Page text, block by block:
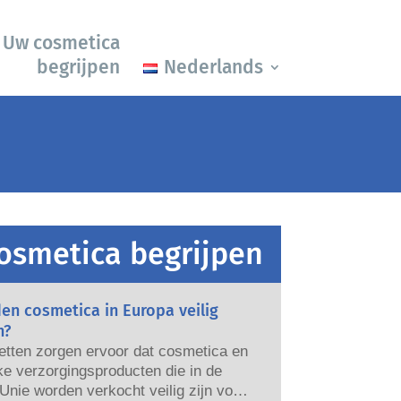
Uw cosmetica
begrijpen
Nederlands
begrijpen
cosmetica in Europa veilig
zorgen ervoor dat cosmetica en
verzorgingsproducten die in de
worden verkocht veilig zijn voor